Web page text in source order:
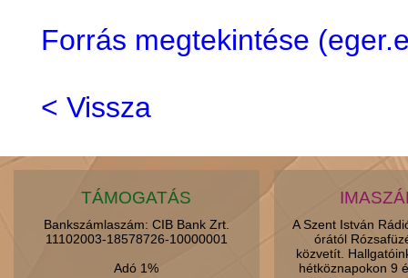
Forrás megtekintése
< Vissza
TÁMOGATÁS
Bankszámlaszám: CIB Bank Zrt.
11102003-18578726-10000001
Adó 1%
A Szent István
órától
közvetít.
hétköznapokon 9